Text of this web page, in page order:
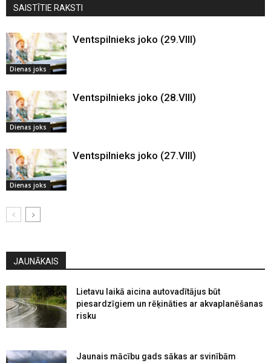
SAISTĪTIE RAKSTI
Dienas joks
Ventspilnieks joko (29.VIII)
Dienas joks
Ventspilnieks joko (28.VIII)
Dienas joks
Ventspilnieks joko (27.VIII)
JAUNĀKAIS
Lietavu laikā aicina autovadītājus būt
piesardzīgiem un rēķināties ar akvaplanēšanas
risku
Jaunais mācību gads sākas ar svinībām